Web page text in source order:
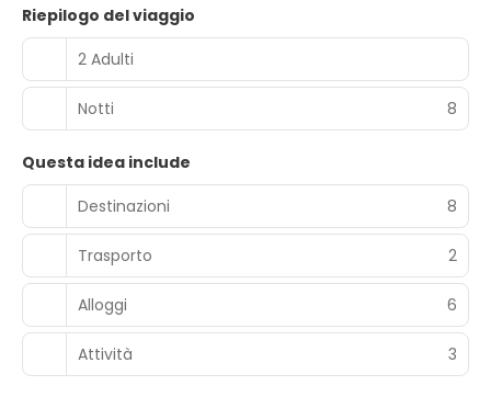
Riepilogo del viaggio
2 Adulti
Notti 8
Questa idea include
Destinazioni
8
Trasporto 2
Alloggi 6
Attività 3